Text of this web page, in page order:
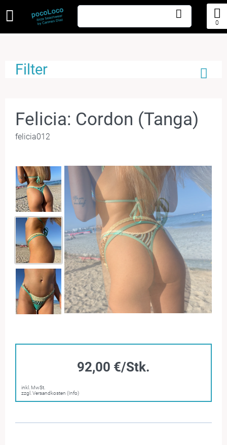
0
Filter
Felicia: Cordon (Tanga)
felicia012
92,00 €/Stk.
inkl. MwSt.
zzgl. Versandkosten (Info)